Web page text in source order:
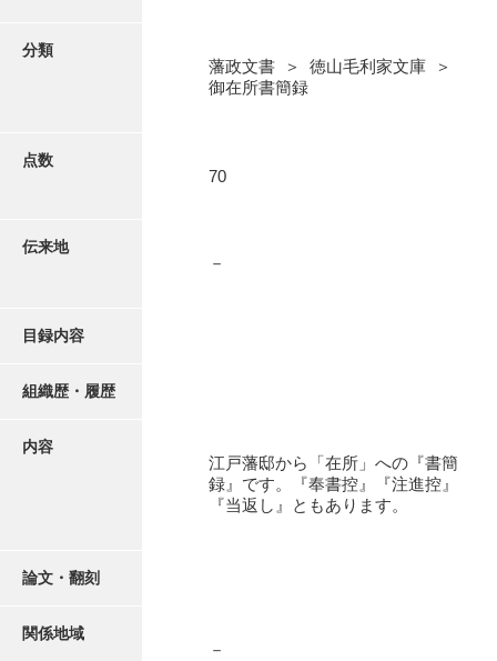
江府書簡録
御在所書簡録
分類
藩政文書 ＞ 徳山毛利家文庫 ＞
御在所書簡録
点数
70
伝来地
－
目録内容
組織歴・履歴
内容
江戸藩邸から「在所」への『書簡
録』です。『奉書控』『注進控』
『当返し』ともあります。
論文・翻刻
関係地域
－